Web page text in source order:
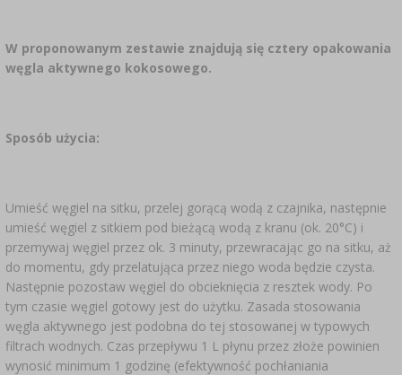
W proponowanym zestawie znajdują się cztery opakowania
węgla aktywnego kokosowego.
Sposób użycia:
Umieść węgiel na sitku, przelej gorącą wodą z czajnika, następnie
umieść węgiel z sitkiem pod bieżącą wodą z kranu (ok. 20°C) i
przemywaj węgiel przez ok. 3 minuty, przewracając go na sitku, aż
do momentu, gdy przelatująca przez niego woda będzie czysta.
Następnie pozostaw węgiel do obcieknięcia z resztek wody. Po
tym czasie węgiel gotowy jest do użytku. Zasada stosowania
węgla aktywnego jest podobna do tej stosowanej w typowych
filtrach wodnych. Czas przepływu 1 L płynu przez złoże powinien
wynosić minimum 1 godzinę (efektywność pochłaniania